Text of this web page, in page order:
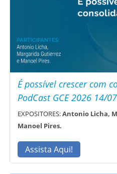
É possível crescer com
PodCast GCE 2026 14/07
EXPOSITORES:Antonio Licha,
Manoel Pires.
Assista Aqui!